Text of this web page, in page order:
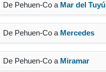
De Pehuen-Co a Mar del Tuyú
De Pehuen-Co a Mercedes
De Pehuen-Co a Miramar